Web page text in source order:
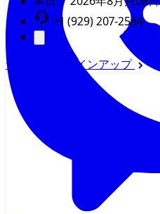
+1 (929) 207-2584
サインイン サインアップ